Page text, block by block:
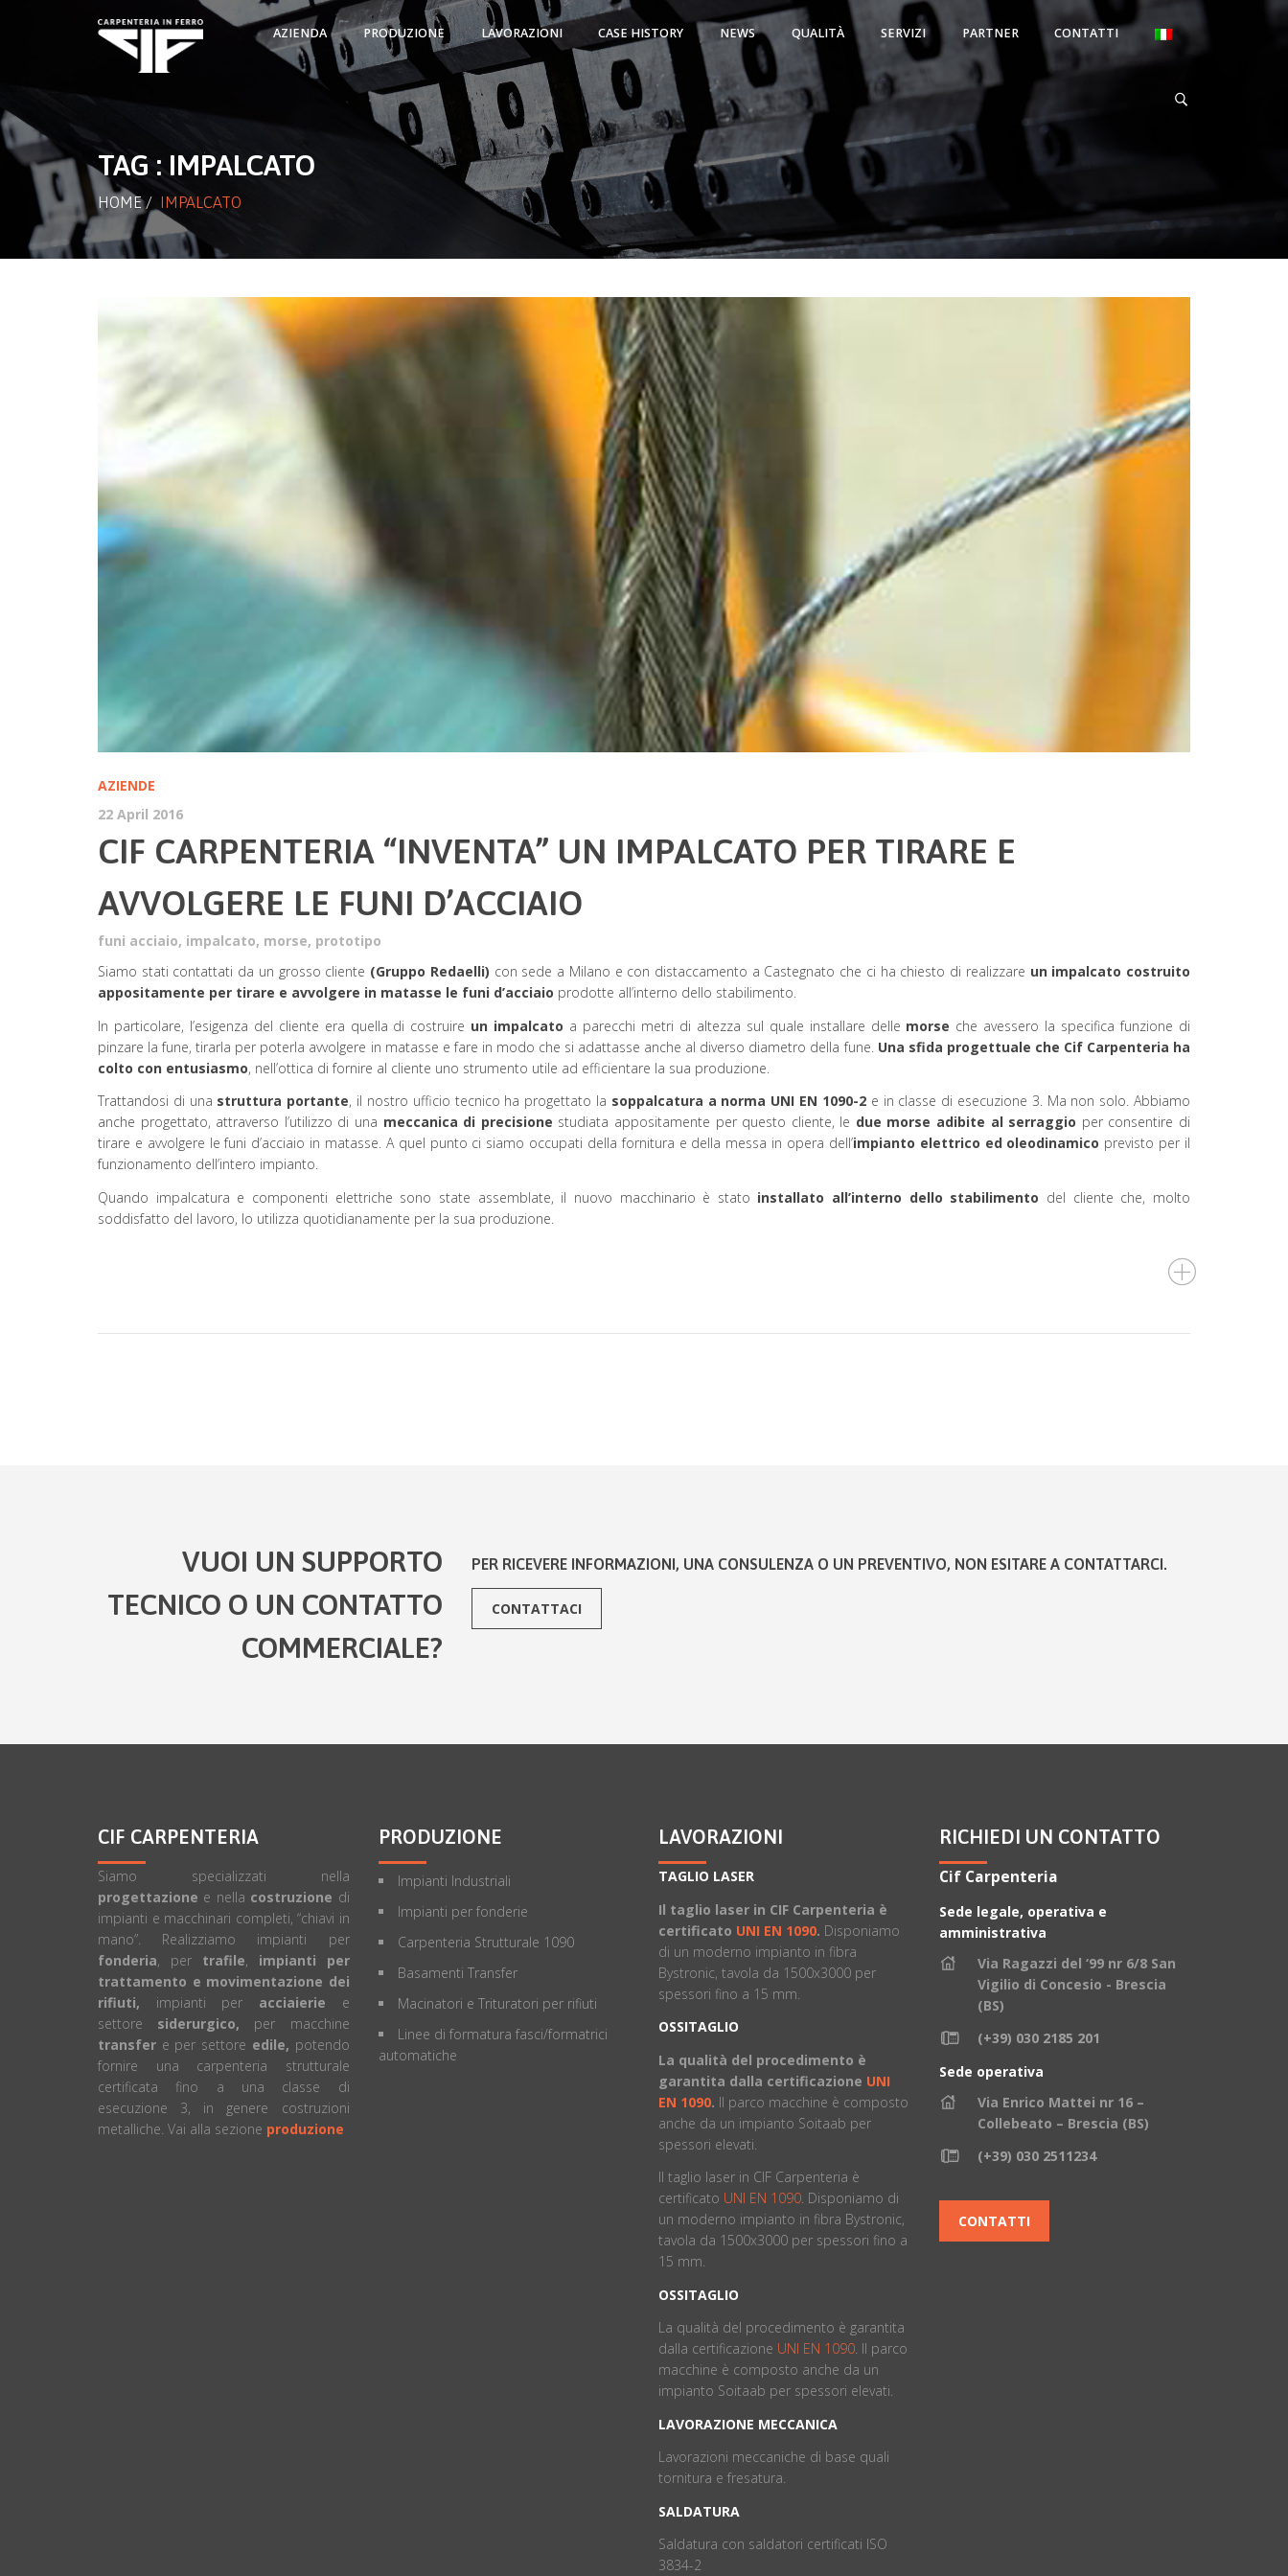
AZIENDA PRODUZIONE LAVORAZIONI CASE HISTORY NEWS QUALITÀ SERVIZI PARTNER CONTATTI
TAG : IMPALCATO
HOME/ IMPALCATO
AZIENDE
22 April 2016
CIF CARPENTERIA “INVENTA” UN IMPALCATO PER TIRARE E
AVVOLGERE LE FUNI D’ACCIAIO
funi acciaio, impalcato, morse, prototipo
Siamo stati contattati da un grosso cliente (Gruppo Redaelli) con sede a Milano e con distaccamento a Castegnato che ci ha chiesto di realizzare un impalcato costruito
appositamente per tirare e avvolgere in matasse le funi d’acciaio prodotte all’interno dello stabilimento.
In particolare, l’esigenza del cliente era quella di costruire un impalcato a parecchi metri di altezza sul quale installare delle morse che avessero la specifica funzione di
pinzare la fune, tirarla per poterla avvolgere in matasse e fare in modo che si adattasse anche al diverso diametro della fune. Una sfida progettuale che Cif Carpenteria ha
colto con entusiasmo, nell’ottica di fornire al cliente uno strumento utile ad efficientare la sua produzione.
Trattandosi di una struttura portante, il nostro ufficio tecnico ha progettato la soppalcatura a norma UNI EN 1090-2e in classe di esecuzione 3. Ma non solo. Abbiamo
anche progettato, attraverso l’utilizzo di una meccanica di precisione studiata appositamente per questo cliente, le due morse adibite al serraggio per consentire di
tirare e avvolgere le funi d’acciaio in matasse. A quel punto ci siamo occupati della fornitura e della messa in opera dell’impianto elettrico ed oleodinamico previsto per il
funzionamento dell’intero impianto.
Quando impalcatura e componenti elettriche sono state assemblate, il nuovo macchinario è stato installato all’interno dello stabilimento del cliente che, molto
soddisfatto del lavoro, lo utilizza quotidianamente per la sua produzione.
VUOI UN SUPPORTO
TECNICO O UN CONTATTO
COMMERCIALE?
PER RICEVERE INFORMAZIONI, UNA CONSULENZA O UN PREVENTIVO, NON ESITARE A CONTATTARCI.
CONTATTACI
CIF CARPENTERIA
Siamo specializzati nella
progettazione e nella costruzione di
impianti e macchinari completi, “chiavi in
mano”. Realizziamo impianti per
fonderia, per trafile, impianti per
trattamento e movimentazione dei
rifiuti, impianti per acciaierie e
settore siderurgico, per macchine
transfer e per settore edile, potendo
fornire una carpenteria strutturale
certificata fino a una classe di
esecuzione 3, in genere costruzioni
metalliche. Vai alla sezione produzione
PRODUZIONE
Impianti Industriali
Impianti per fonderie
Carpenteria Strutturale 1090
Basamenti Transfer
Macinatori e Trituratori per rifiuti
Linee di formatura fasci/formatrici
automatiche
LAVORAZIONI
TAGLIO LASER
Il taglio laser in CIF Carpenteria è
certificato UNI EN 1090. Disponiamo
di un moderno impianto in fibra
Bystronic, tavola da 1500x3000 per
spessori fino a 15 mm.
OSSITAGLIO
La qualità del procedimento è
garantita dalla certificazione UNI
EN 1090. ll parco macchine è composto
anche da un impianto Soitaab per
spessori elevati.
Il taglio laser in CIF Carpenteria è
certificato UNI EN 1090. Disponiamo di
un moderno impianto in fibra Bystronic,
tavola da 1500x3000 per spessori fino a
15 mm.
OSSITAGLIO
La qualità del procedimento è garantita
dalla certificazione UNI EN 1090. ll parco
macchine è composto anche da un
impianto Soitaab per spessori elevati.
LAVORAZIONE MECCANICA
Lavorazioni meccaniche di base quali
tornitura e fresatura.
SALDATURA
Saldatura con saldatori certificati ISO
3834-2
RICHIEDI UN CONTATTO
Cif Carpenteria
Sede legale, operativa e
amministrativa
Via Ragazzi del ‘99 nr 6/8 San
Vigilio di Concesio - Brescia
(BS)
(+39) 030 2185 201
Sede operativa
Via Enrico Mattei nr 16 –
Collebeato – Brescia (BS)
(+39) 030 2511234
CONTATTI